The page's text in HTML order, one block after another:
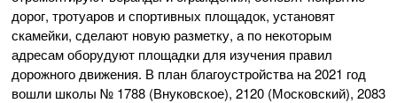
дорог, тротуаров и спортивных площадок, установят
скамейки, сделают новую разметку, а по некоторым
адресам оборудуют площадки для изучения правил
дорожного движения. В план благоустройства на 2021 год
вошли школы № 1788 (Внуковское), 2120 (Московский), 2083